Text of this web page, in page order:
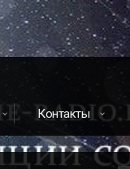
Контакты